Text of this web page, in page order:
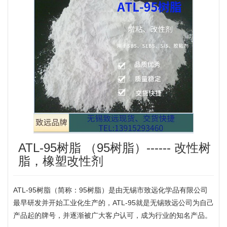
ATL-95树脂 （95树脂）------ 改性树
脂，橡塑改性剂
ATL-95树脂（简称：95树脂）是由无锡市致远化学品有限公司
最早研发并开始工业化生产的，ATL-95就是无锡致远公司为自己
产品起的牌号，并逐渐被广大客户认可，成为行业的知名产品。